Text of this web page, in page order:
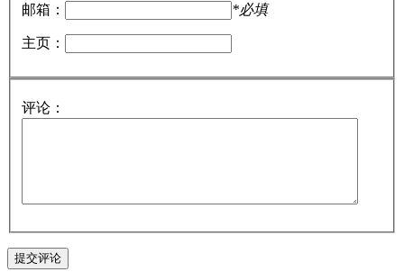
邮箱： *必填
主页：
评论：